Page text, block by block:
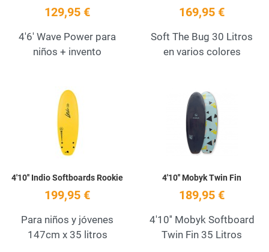
129,95 €
4'6' Wave Power para
niños + invento
169,95 €
Soft The Bug 30 Litros
en varios colores
Add to Wishlist
4'10'' Indio Softboards Rookie
199,95 €
Para niños y jóvenes
147cm x 35 litros
4'10'' Mobyk Twin Fin
189,95 €
4'10'' Mobyk Softboard
Twin Fin 35 Litros